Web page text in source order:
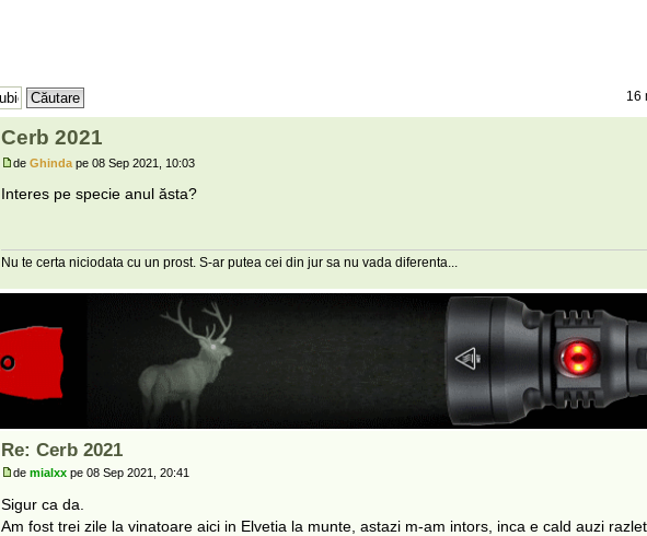
16
Cerb 2021
de Ghindape 08 Sep 2021, 10:03
Interes pe specie anul ăsta?
Nu te certa niciodata cu un prost. S-ar putea cei din jur sa nu vada diferenta...
Re: Cerb 2021
de mialxxpe 08 Sep 2021, 20:41
Sigur ca da.
Am fost trei zile la vinatoare aici in Elvetia la munte, astazi m-am intors, inca e cald auzi